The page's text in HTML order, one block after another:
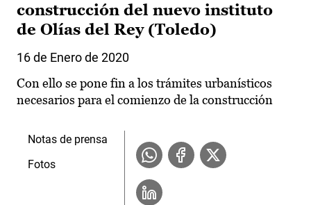
construcción del nuevo instituto
de Olías del Rey (Toledo)
16 de Enero de 2020
Con ello se pone fin a los trámites urbanísticos
necesarios para el comienzo de la construcción
Notas de prensa
Fotos